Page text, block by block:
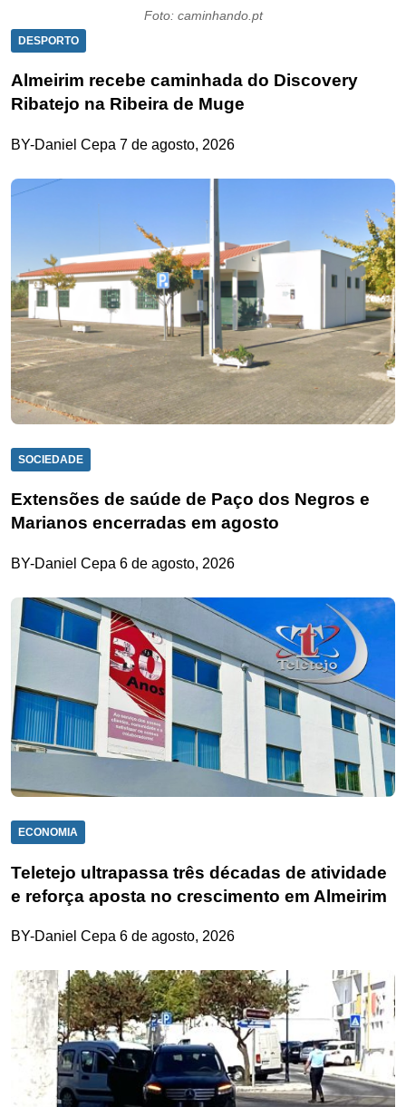
Foto: caminhando.pt
DESPORTO
Almeirim recebe caminhada do Discovery
Ribatejo na Ribeira de Muge
BY-Daniel Cepa 7 de agosto, 2026
SOCIEDADE
Extensões de saúde de Paço dos Negros e
Marianos encerradas em agosto
BY-Daniel Cepa 6 de agosto, 2026
ECONOMIA
Teletejo ultrapassa três décadas de atividade
e reforça aposta no crescimento em Almeirim
BY-Daniel Cepa 6 de agosto, 2026